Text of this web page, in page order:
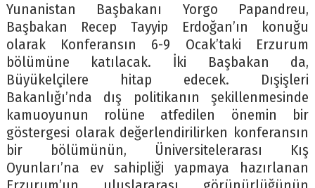
Yunanistan Başbakanı Yorgo Papandreu,
Başbakan Recep Tayyip Erdoğan’ın konuğu
olarak Konferansın 6-9 Ocak’taki Erzurum
bölümüne katılacak. İki Başbakan da,
Büyükelçilere hitap edecek. Dışişleri
Bakanlığı’nda dış politikanın şekillenmesinde
kamuoyunun rolüne atfedilen önemin bir
göstergesi olarak değerlendirilirken konferansın
bir bölümünün, Üniversitelerarası Kış
Oyunları’na ev sahipliği yapmaya hazırlanan